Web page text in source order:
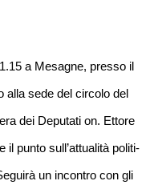
a­ Mesagne, presso il
alla sed­e del circolo del
dei Dep­utati on. Ettore
il punto ­sull’attualità politi­
­un incontro con gli